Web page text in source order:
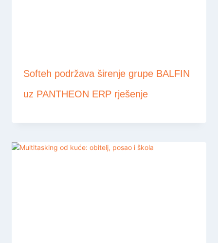
Softeh podržava širenje grupe BALFIN
uz PANTHEON ERP rješenje